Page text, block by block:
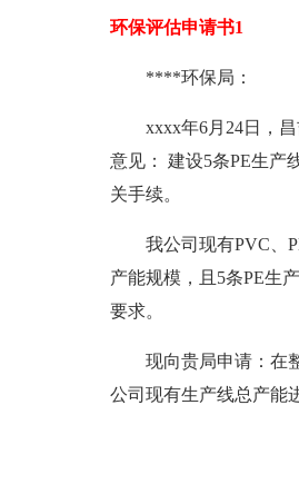
环保评估申请书1
****环保局：
xxxx年6月24日，
意见： 建设5条PE生产
关手续。
我公司现有PVC、
产能规模，且5条PE生
要求。
现向贵局申请：在
公司现有生产线总产能